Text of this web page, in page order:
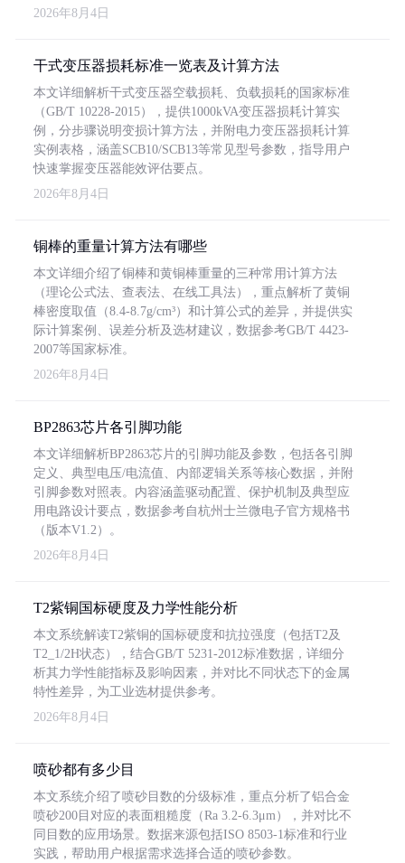
2026年8月4日
干式变压器损耗标准一览表及计算方法
本文详细解析干式变压器空载损耗、负载损耗的国家标准
（GB/T 10228-2015），提供1000kVA变压器损耗计算实
例，分步骤说明变损计算方法，并附电力变压器损耗计算
实例表格，涵盖SCB10/SCB13等常见型号参数，指导用户
快速掌握变压器能效评估要点。
2026年8月4日
铜棒的重量计算方法有哪些
本文详细介绍了铜棒和黄铜棒重量的三种常用计算方法
（理论公式法、查表法、在线工具法），重点解析了黄铜
棒密度取值（8.4-8.7g/cm³）和计算公式的差异，并提供实
际计算案例、误差分析及选材建议，数据参考GB/T 4423-
2007等国家标准。
2026年8月4日
BP2863芯片各引脚功能
本文详细解析BP2863芯片的引脚功能及参数，包括各引脚
定义、典型电压/电流值、内部逻辑关系等核心数据，并附
引脚参数对照表。内容涵盖驱动配置、保护机制及典型应
用电路设计要点，数据参考自杭州士兰微电子官方规格书
（版本V1.2）。
2026年8月4日
T2紫铜国标硬度及力学性能分析
本文系统解读T2紫铜的国标硬度和抗拉强度（包括T2及
T2_1/2H状态），结合GB/T 5231-2012标准数据，详细分
析其力学性能指标及影响因素，并对比不同状态下的金属
特性差异，为工业选材提供参考。
2026年8月4日
喷砂都有多少目
本文系统介绍了喷砂目数的分级标准，重点分析了铝合金
喷砂200目对应的表面粗糙度（Ra 3.2-6.3μm），并对比不
同目数的应用场景。数据来源包括ISO 8503-1标准和行业
实践，帮助用户根据需求选择合适的喷砂参数。